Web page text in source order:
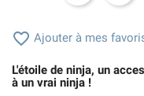
 Ajouter à mes
L'étoile de ninja, un
à un vrai ninja !